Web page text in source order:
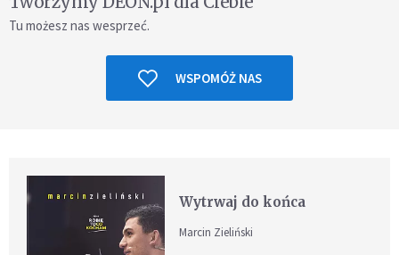
Tu możesz nas wesprzeć.
WSPOMÓŻ NAS
Wytrwaj do końca
Marcin Zieliński